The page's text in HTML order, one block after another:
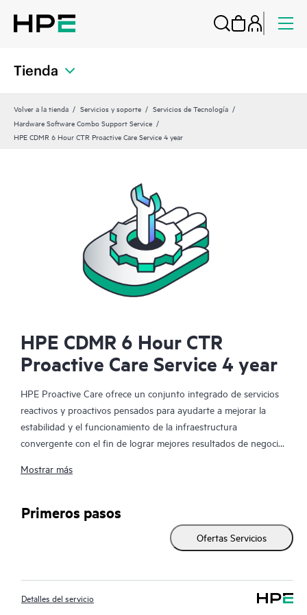
Tienda
Volver a la tienda Servicios y soporte
Servicios de Tecnología
Hardware Software Combo Support Service
HPE CDMR 6 Hour CTR Proactive Care Service 4 year
HPE CDMR 6 Hour CTR
Proactive Care Service 4 year
HPE Proactive Care ofrece un conjunto integrado de servicios
reactivos y proactivos pensados para ayudarte a mejorar la
estabilidad y el funcionamiento de la infraestructura
convergente con el fin de lograr mejores resultados de negocio.
componentes deben trabajar en conjunto y de manera
para dar soporte a los dispositivos presentes en estos
entornos, proporcionando un soporte mejorado que abarca
servidores, sistemas operativos, hipervisores, almacenamiento,
En el caso de que se produzca alguna incidencia en el servicio,
HPE Proactive Care te proporciona una experiencia telefónica
Mostrar más
Primeros pasos
Ofertas Servicios
Detalles del servicio